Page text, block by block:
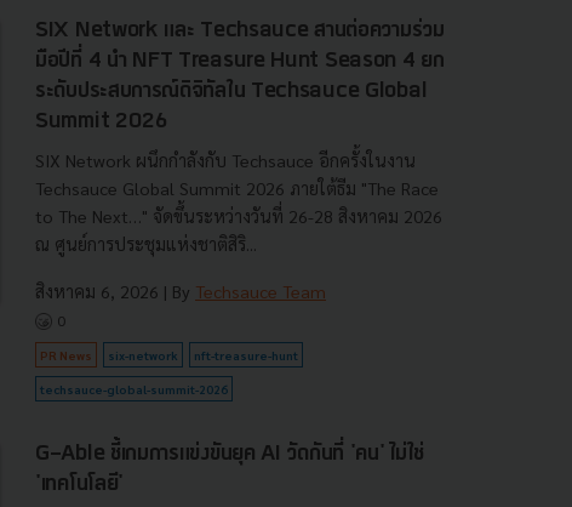
SIX Network และ Techsauce สานต่อความร่วม
มือปีที่ 4 นำ NFT Treasure Hunt Season 4 ยก
ระดับประสบการณ์ดิจิทัลใน Techsauce Global
Summit 2026
SIX Network ผนึกกำลังกับ Techsauce อีกครั้งในงาน
Techsauce Global Summit 2026 ภายใต้ธีม "The Race
to The Next…" จัดขึ้นระหว่างวันที่ 26-28 สิงหาคม 2026
ณ ศูนย์การประชุมแห่งชาติสิริ...
สิงหาคม 6, 2026 | By Techsauce Team
0
PR News six-network nft-treasure-hunt
techsauce-global-summit-2026
G-Able ชี้เกมการแข่งขันยุค AI วัดกันที่ 'คน' ไม่ใช่
'เทคโนโลยี'